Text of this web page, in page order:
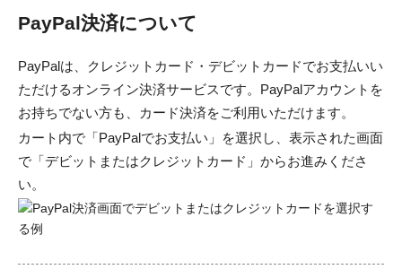
PayPal決済について
PayPalは、クレジットカード・デビットカードでお支払いい
ただけるオンライン決済サービスです。PayPalアカウントを
お持ちでない方も、カード決済をご利用いただけます。
カート内で「PayPalでお支払い」を選択し、表示された画面
で「デビットまたはクレジットカード」からお進みくださ
い。